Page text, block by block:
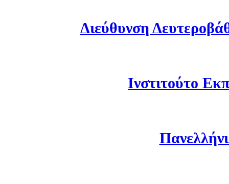
Διεύθυνση
Ινστιτούτο